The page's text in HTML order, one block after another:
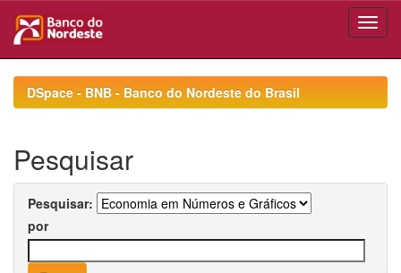
navigationDSpace - BNB - Banco do Nordeste do Brasil
Pesquisar
Pesquisar:
por